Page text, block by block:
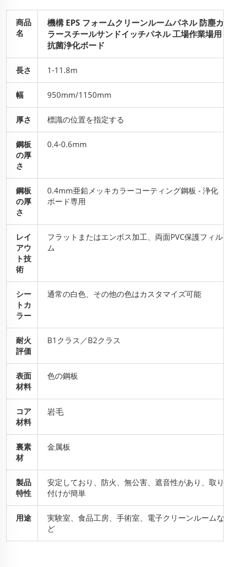
商品
名
機構 EPS フォームクリーンルームパネル 防塵カ
ラースチールサンドイッチパネル 工場作業場用
抗菌浄化ボード
長さ 1-11.8m
幅 950mm/1150mm
厚さ 標識の位置を指定する
鋼板
の厚
さ
0.4-0.6mm
鋼板
の厚
さ
0.4mm亜鉛メッキカラーコーティング鋼板 - 浄化
ボード専用
レイ
アウ
ト技
術
フラットまたはエンボス加工、両面PVC保護フィル
ム
シー
トカ
ラー
通常の白色、その他の色はカスタマイズ可能
耐火
評価
B1クラス／B2クラス
表面
材料
色の鋼板
コア
材料
岩毛
裏素
材
金属板
製品
特性
安定しており、防火、無公害、遮音性があり、取り
付けが簡単
用途
実験室、食品工房、手術室、電子クリーンルームな
ど